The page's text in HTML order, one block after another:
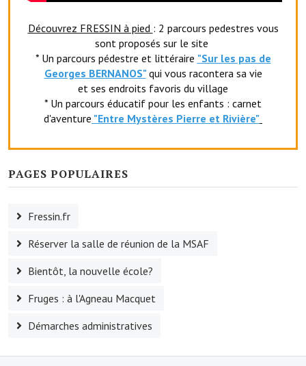
L'association du château
Le foyer rural
Le club de l'amitié
Le foyer de la Planquette
L'association des anciens combattants
L'association des anciens sapeurs-pompiers volontaires
Village sportif
L'US Crequy Fressin
La société de chasse
La société de pêche
Découvrez FRESSIN à pied : 2 parcours pedestres vous
sont proposés sur le site
* Un parcours pédestre et littéraire "Sur les pas de
Georges BERNANOS" qui vous racontera sa vie
et ses endroits favoris du village
* Un parcours éducatif pour les enfants : carnet
d'aventure "Entre Mystères Pierre et Rivière"
PAGES POPULAIRES
Fressin.fr
Réserver la salle de réunion de la MSAF
Bientôt, la nouvelle école?
Fruges : à l'Agneau Macquet
Démarches administratives